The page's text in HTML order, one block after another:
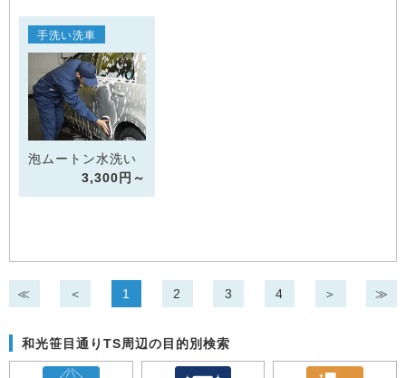
手洗い洗車
泡ムートン水洗い
3,300円～
≪ ＜ 1 2 3 4 ＞ ≫
和光笹目通りTS周辺の目的別検索